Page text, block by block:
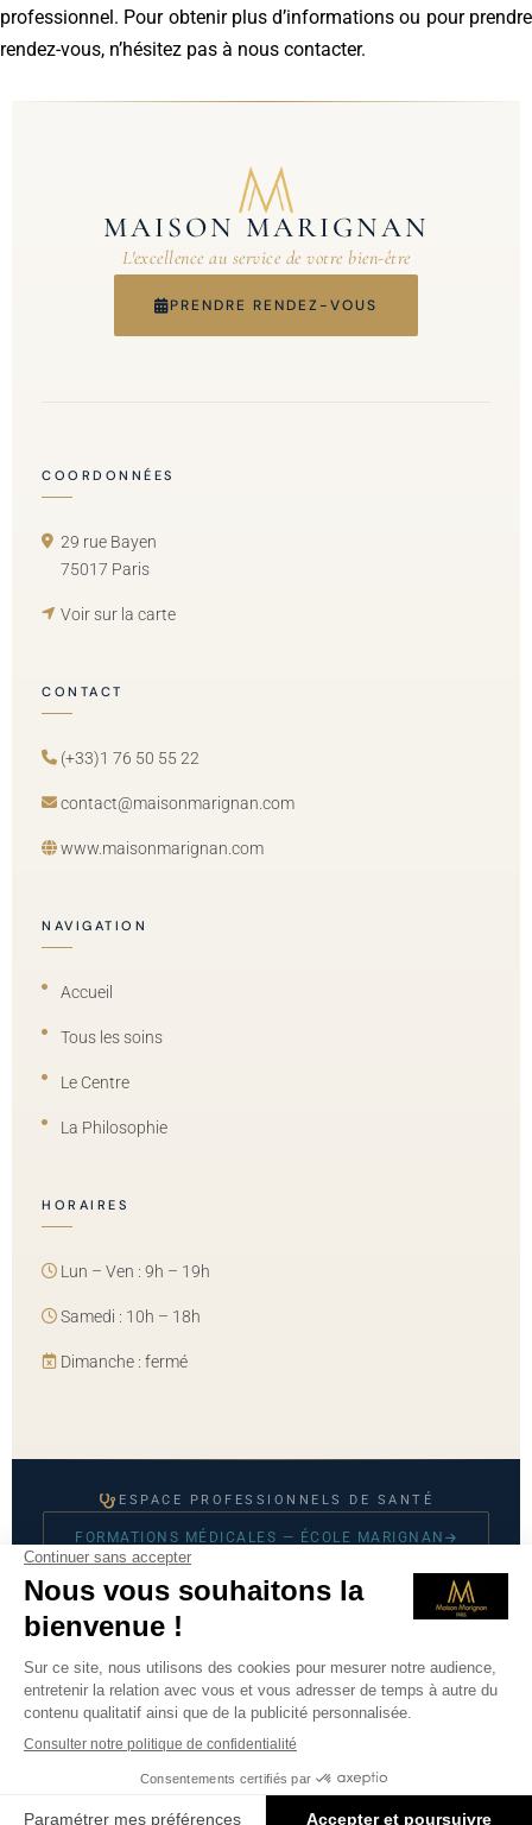
professionnel. Pour obtenir plus d’informations ou pour prendre
rendez-vous, n’hésitez pas à nous contacter.
MAISON MARIGNAN
L'excellence au service de votre bien-être
PRENDRE RENDEZ-VOUS
COORDONNÉES
29 rue Bayen
75017 Paris
Voir sur la carte
CONTACT
(+33)1 76 50 55 22
contact@maisonmarignan.com
www.maisonmarignan.com
NAVIGATION
Accueil
Tous les soins
Le Centre
La Philosophie
HORAIRES
Lun – Ven : 9h – 19h
Samedi : 10h – 18h
Dimanche : fermé
ESPACE PROFESSIONNELS DE SANTÉ
FORMATIONS MÉDICALES — ÉCOLE MARIGNAN
© 2026 Maison Marignan — Tous droits réservés
Mentions légales· CGU·Politique de confidentialité